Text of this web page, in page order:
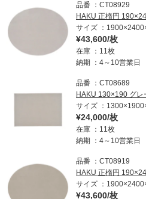
品番
CT08929
HAKU 正楕円
サイズ
¥43,600/枚
在庫
11枚
納期
4～10営業日
品番
CT08689
HAKU 130×190 グレ
サイズ
¥24,000/枚
在庫
11枚
納期
4～10営業日
品番
CT08919
HAKU 正楕円
サイズ
¥43,600/枚